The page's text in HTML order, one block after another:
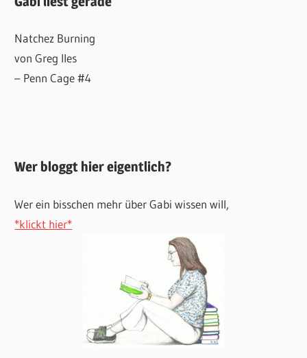
Natchez Burning
von Greg Iles
– Penn Cage #4
Wer bloggt hier eigentlich?
Wer ein bisschen mehr über Gabi wissen will,
*klickt hier*